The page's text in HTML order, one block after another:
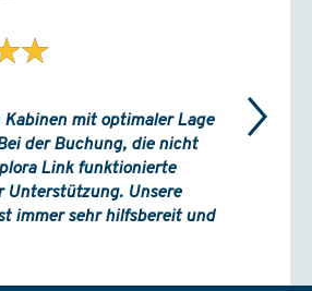
Kabinen mit optimaler Lage
der Buchung, die nicht
Link funktionierte
Unterstützung. Unsere
immer sehr hilfsbereit und